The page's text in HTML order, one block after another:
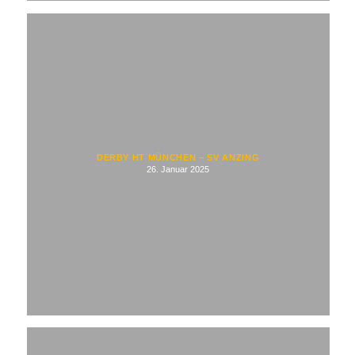
DERBY HT MÜNCHEN – SV ANZING
26. Januar 2025